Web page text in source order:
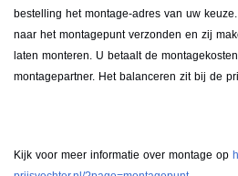
bestelling het montage-adres van uw
naar het montagepunt verzonden en zij
laten monteren. U betaalt de
montagepartner. Het balanceren zit bij de
Kijk voor meer informatie over montage op